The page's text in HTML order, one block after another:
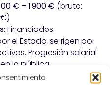
€ – 1.900 € (bruto:
€)
Financiados
el Estado, se rigen por
Progresión salarial
la pública.